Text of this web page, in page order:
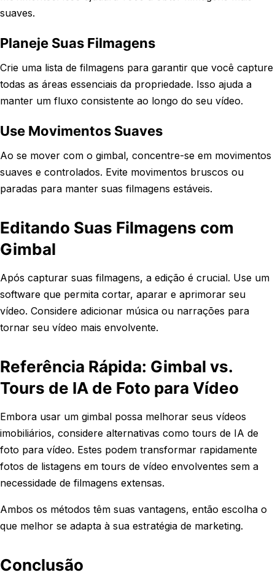
suaves.
Planeje Suas Filmagens
Crie uma lista de filmagens para garantir que você capture
todas as áreas essenciais da propriedade. Isso ajuda a
manter um fluxo consistente ao longo do seu vídeo.
Use Movimentos Suaves
Ao se mover com o gimbal, concentre-se em movimentos
suaves e controlados. Evite movimentos bruscos ou
paradas para manter suas filmagens estáveis.
Editando Suas Filmagens com
Gimbal
Após capturar suas filmagens, a edição é crucial. Use um
software que permita cortar, aparar e aprimorar seu
vídeo. Considere adicionar música ou narrações para
tornar seu vídeo mais envolvente.
Referência Rápida: Gimbal vs.
Tours de IA de Foto para Vídeo
Embora usar um gimbal possa melhorar seus vídeos
imobiliários, considere alternativas como tours de IA de
foto para vídeo. Estes podem transformar rapidamente
fotos de listagens em tours de vídeo envolventes sem a
necessidade de filmagens extensas.
Ambos os métodos têm suas vantagens, então escolha o
que melhor se adapta à sua estratégia de marketing.
Conclusão